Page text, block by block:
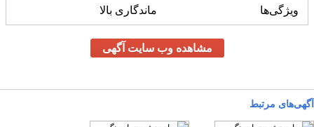
ویژگی‌ها ماندگاری بالا
مشاهده وب سایت آگهی
آگهی‌های مرتبط